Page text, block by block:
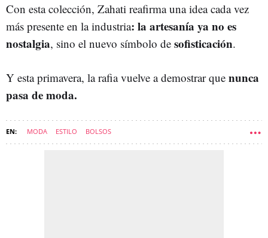
Con esta colección, Zahati reafirma una idea cada vez
más presente en la industria: la artesanía ya no es
nostalgia, sino el nuevo símbolo de sofisticación.
Y esta primavera, la rafia vuelve a demostrar que nunca
pasa de moda.
MODA ESTILO BOLSOS